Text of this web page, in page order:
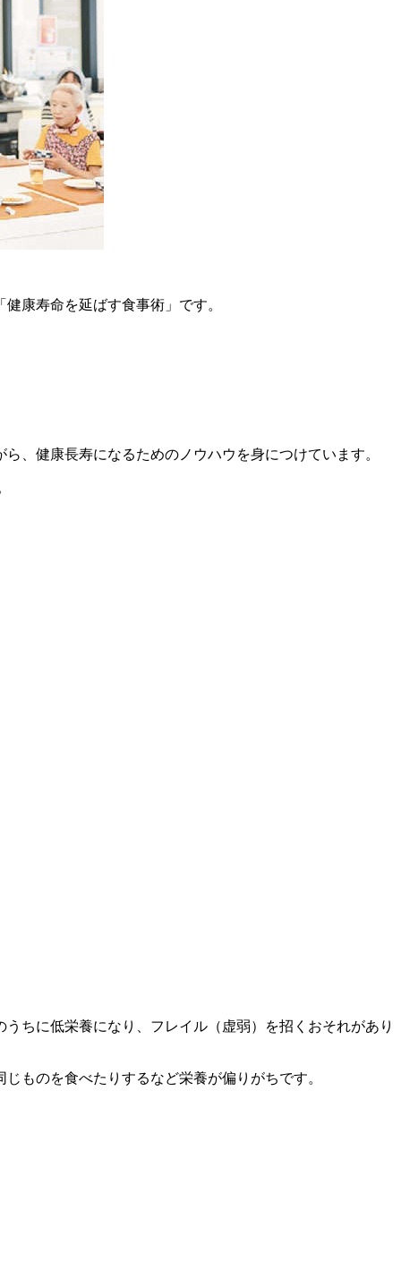
康寿命を延ばす食事術」です。
、健康長寿になるためのノウハウを身につけています。
ちに低栄養になり、フレイル（虚弱）を招くおそれがあり
ものを食べたりするなど栄養が偏りがちです。